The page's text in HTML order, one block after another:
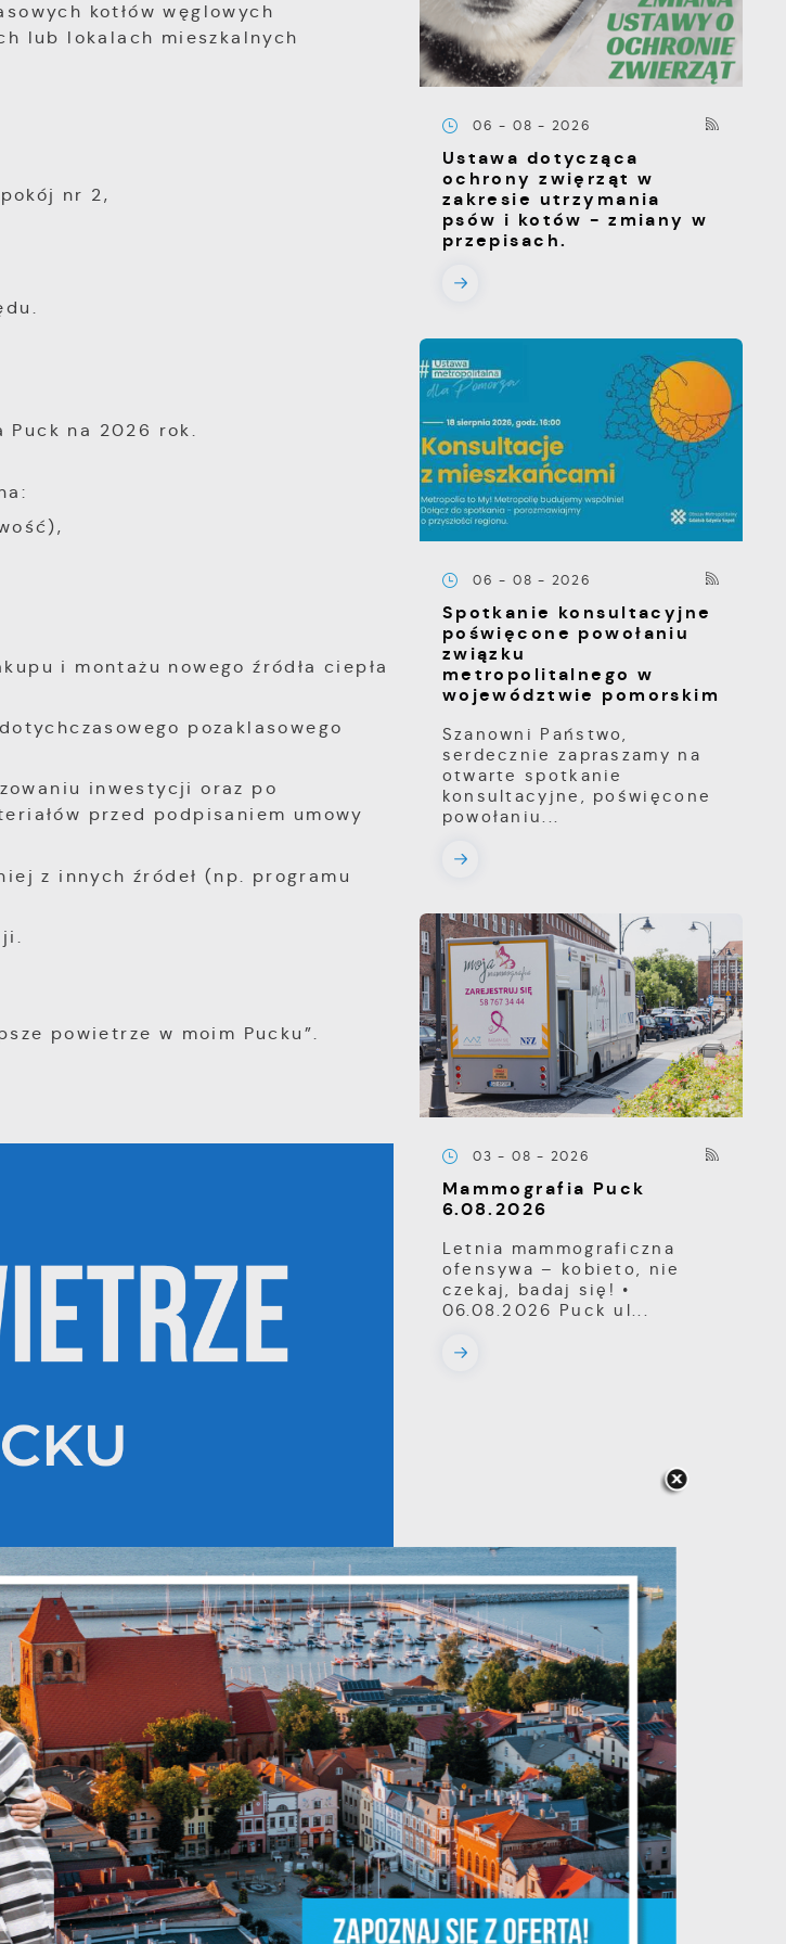
kotłów węglowych
lub lokalach mieszkalnych
nr 2,
Puck na 2026 rok.
i montażu nowego źródła ciepła
pozaklasowego
inwestycji oraz po
przed podpisaniem umowy
z innych źródeł (np. programu
powietrze w moim Pucku”.
06 - 08 - 2026
Ustawa dotycząca
ochrony zwięrząt w
zakresie utrzymania
psów i kotów - zmiany w
przepisach.
06 - 08 - 2026
Spotkanie konsultacyjne
poświęcone powołaniu
związku
metropolitalnego w
województwie pomorskim
Szanowni Państwo,
serdecznie zapraszamy na
otwarte spotkanie
konsultacyjne, poświęcone
powołaniu...
03 - 08 - 2026
Mammografia Puck
6.08.2026
Letnia mammograficzna
ofensywa – kobieto, nie
czekaj, badaj się! •
06.08.2026 Puck ul...
Możesz zmienić ustawienia cookies
W dowolnym momencie możesz
do prawidłowego funkcjonowania
Ci komfortowe korzystanie z
podejmowane przez Ciebie działania
Twoich ustawień preferencji
wypełniania formularzy. Dzięki plikom
może działać bez zakłóceń.
stronie internetowej
przez Ciebie ustawień oraz
funkcjonalności czy prezentowanych